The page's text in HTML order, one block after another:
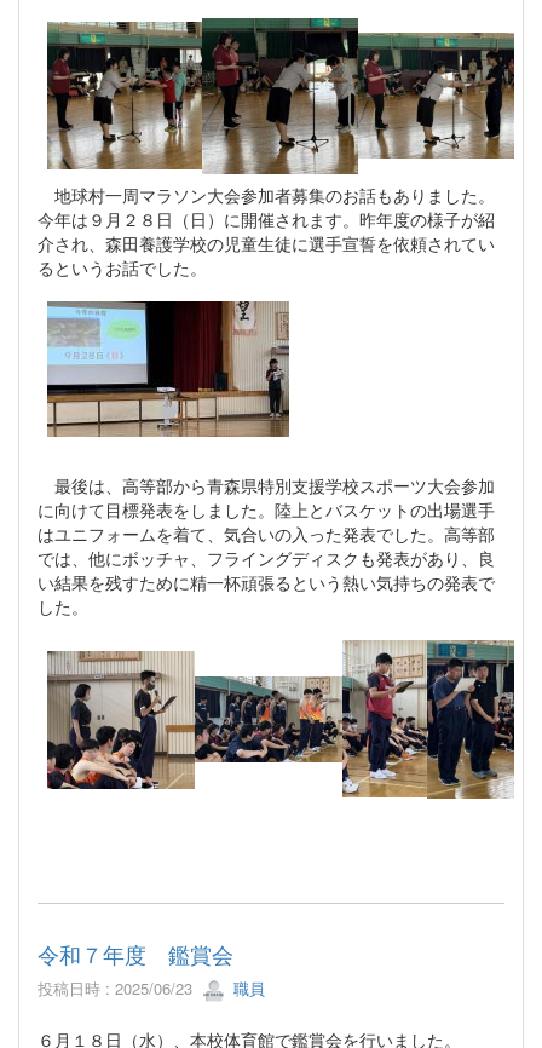
地球村一周マラソン大会参加者募集のお話もありました。
今年は９月２８日（日）に開催されます。昨年度の様子が紹
介され、森田養護学校の児童生徒に選手宣誓を依頼されてい
るというお話でした。
最後は、高等部から青森県特別支援学校スポーツ大会参加
に向けて目標発表をしました。陸上とバスケットの出場選手
はユニフォームを着て、気合いの入った発表でした。高等部
では、他にボッチャ、フライングディスクも発表があり、良
い結果を残すために精一杯頑張るという熱い気持ちの発表で
した。
令和７年度 鑑賞会
投稿日時 : 2025/06/23 職員
６月１８日（水）、本校体育館で鑑賞会を行いました。